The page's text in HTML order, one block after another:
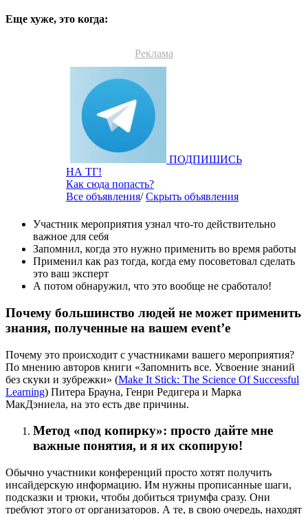
Еще хуже, это когда:
Реклама
ПОДПИШИСЬ
НА ТГ!
Как сюда попасть?
Все объявления/Скрыть объявления
Участник мероприятия узнал что-то действительно
важное для себя
Запомнил, когда это нужно применить во время работы
Применил как раз тогда, когда ему посоветовал сделать
это ваш эксперт
А потом обнаружил, что это вообще не сработало!
Почему большинство людей не может применить
знания, полученные на вашем event’е
Почему это происходит с участниками вашего мероприятия?
По мнению авторов книги «Запомнить все. Усвоение знаний
без скуки и зубрежки» (Make It Stick: The Science Of Successful
Learning) Питера Брауна, Генри Редигера и Марка
МакДэниела, на это есть две причины.
Метод «под копирку»: просто дайте мне
важные понятия, и я их скопирую!
Обычно участники конференций просто хотят получить
инсайдерскую информацию. Им нужны прописанные шаги,
подсказки и трюки, чтобы добиться триумфа сразу. Они
требуют этого от организаторов. А те, в свою очередь, находят